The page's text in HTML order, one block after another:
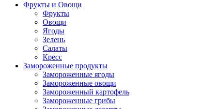
Фрукты и Овощи
Фрукты
Овощи
Ягоды
Зелень
Салаты
Кресс
Замороженные продукты
Замороженные ягоды
Замороженные овощи
Замороженный картофель
Замороженные грибы